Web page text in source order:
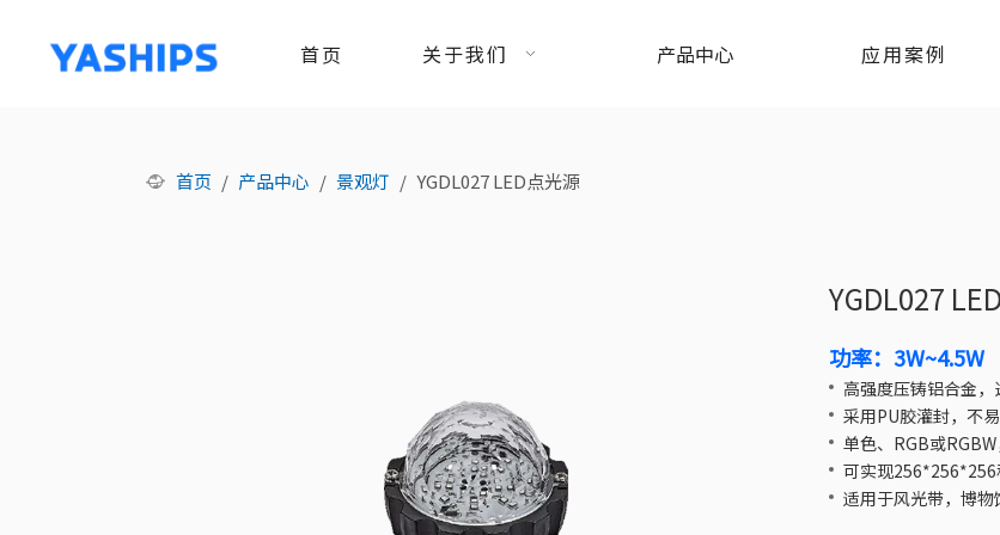
首页 关于我们 产品中心 应用案例
首页 / 产品中心 / 景观灯 / YGDL027 LED点光源
YGDL027
功率：3W~4.5W
高强度压铸铝合金，
采用PU胶灌封，不
单色、RGB或
可实现256*256*256
适用于风光带，博物